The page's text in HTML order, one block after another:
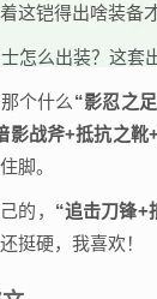
这铠得出啥装备
个什么 “影忍之
影战斧+抵抗之靴
脚。
的， “追击刀锋+
挺硬，我喜欢！